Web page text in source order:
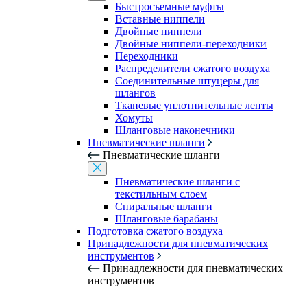
Быстросъемные муфты
Вставные ниппели
Двойные ниппели
Двойные ниппели-переходники
Переходники
Распределители сжатого воздуха
Соединительные штуцеры для
шлангов
Тканевые уплотнительные ленты
Хомуты
Шланговые наконечники
Пневматические шланги
Пневматические шланги
Пневматические шланги с
текстильным слоем
Спиральные шланги
Шланговые барабаны
Подготовка сжатого воздуха
Принадлежности для пневматических
инструментов
Принадлежности для пневматических
инструментов